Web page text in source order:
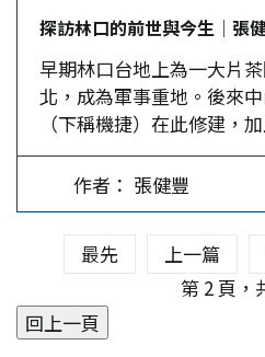
(MiG-31)戰轟機攜帶，在空
5馬赫以上航速攻擊地面目
飛彈是由地面車載的9K720
彈改造而來。俄烏戰爭時
彈攻擊烏軍的武器倉庫，
倉。…
水田和香蕉園，有一段路還
行，二者相互依傍。右邊是
邊是八卦山脈的尾稜，風光
美不勝收。不管時代如何改
道迷和浪漫的年輕男女在
通車後，在貨物及人員的
而促進了沿線產業的勃興
尚不發達，貨物的進出都
的貨品就是木材和香蕉，
水果、樟腦和蔗糖。沿線
是拜鐵路運輸之盛而繁華
探訪林口的前世與今生│張
早期林口台地上為一大片
北，成為軍事重地。後來
（下稱機捷）在此修建，
駐，建立石化和醫療王國
視基地園區，也成為全台
在春意盎然的3月，筆者造
新北市林口區。以機場捷
該城鎮50年急遽的發展。
地的桃園市龜山區，雖與
望，但龜山這一邊的一些商
的名稱，加上長庚湖附近的
作者： 張健豐
最先 上一篇
第 2 頁，